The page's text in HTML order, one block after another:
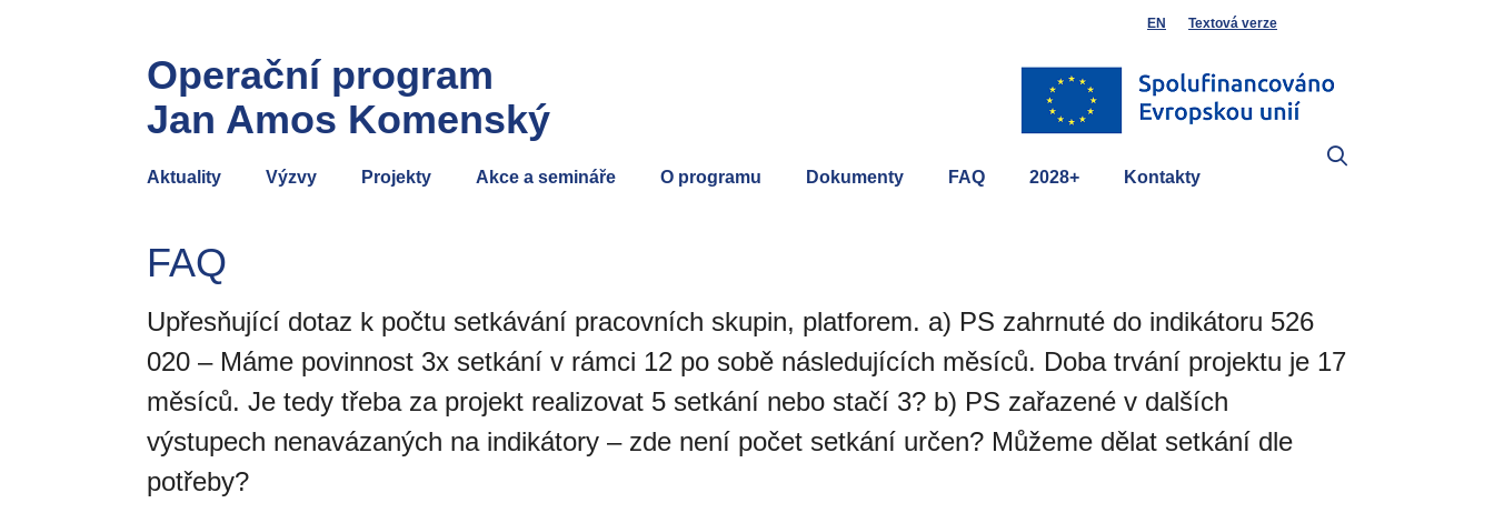
Operační program
Jan Amos Komenský
EN Textová verze
Aktuality Výzvy Projekty Akce a semináře O programu Dokumenty FAQ 2028+ Kontakty
FAQ
Upřesňující dotaz k počtu setkávání pracovních skupin, platforem. a) PS zahrnuté do indikátoru 526
020 – Máme povinnost 3x setkání v rámci 12 po sobě následujících měsíců. Doba trvání projektu je 17
měsíců. Je tedy třeba za projekt realizovat 5 setkání nebo stačí 3? b) PS zařazené v dalších
výstupech nenavázaných na indikátory – zde není počet setkání určen? Můžeme dělat setkání dle
potřeby?